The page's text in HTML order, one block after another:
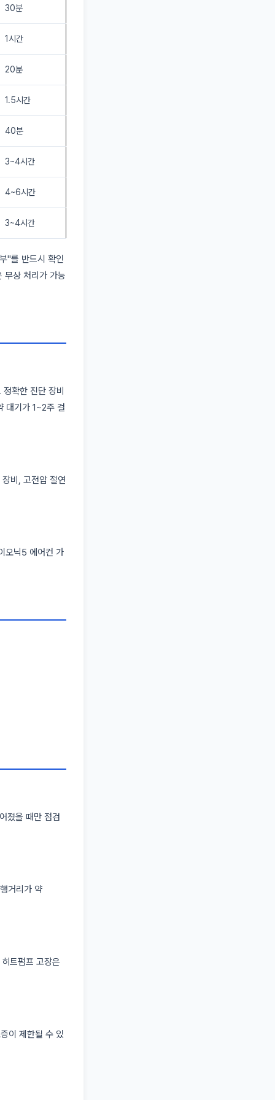
30분
1시간
20분
1.5시간
40분
3~4시간
4~6시간
3~4시간
"를 반드시 확인
상 처리가 가능
확한 진단 장비
대기가 1~2주 걸
비, 고전압 절연
오닉5 에어컨 가
졌을 때만 점검
거리가 약
트펌프 고장은
이 제한될 수 있